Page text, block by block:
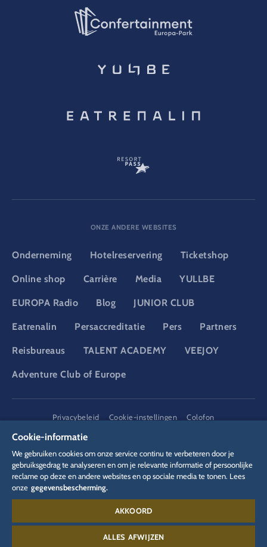
ONZE ANDERE WEBSITES
Onderneming Hotelreservering Ticketshop
Online shop Carrière Media YULLBE
EUROPA Radio Blog JUNIOR CLUB
Eatrenalin Persaccreditatie Pers Partners
Reisbureaus TALENT ACADEMY VEEJOY
Adventure Club of Europe
DSGVO
Privacybeleid Cookie-instellingen
Colofon
Contact:
00 49 78 22 77 66 88
Cookie-informatie
We gebruiken cookies om onze service continu te verbeteren door je
gebruiksgedrag te analyseren en om je relevante informatie of persoonlijke
reclame op deze en andere websites en op sociale media te tonen. Lees
onze gegevensbescherming.
AKKOORD
ALLES AFWIJZEN